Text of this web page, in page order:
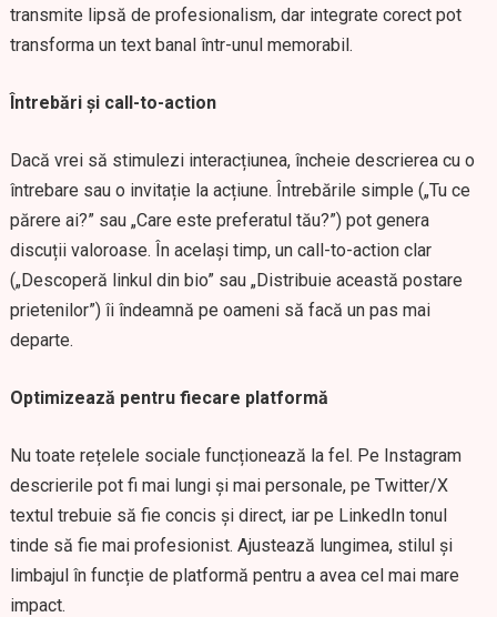
transmite lipsă de profesionalism, dar integrate corect pot
transforma un text banal într-unul memorabil.
Întrebări și call-to-action
Dacă vrei să stimulezi interacțiunea, încheie descrierea cu o
întrebare sau o invitație la acțiune. Întrebările simple („Tu ce
părere ai?” sau „Care este preferatul tău?”) pot genera
discuții valoroase. În același timp, un call-to-action clar
(„Descoperă linkul din bio” sau „Distribuie această postare
prietenilor”) îi îndeamnă pe oameni să facă un pas mai
departe.
Optimizează pentru fiecare platformă
Nu toate rețelele sociale funcționează la fel. Pe Instagram
descrierile pot fi mai lungi și mai personale, pe Twitter/X
textul trebuie să fie concis și direct, iar pe LinkedIn tonul
tinde să fie mai profesionist. Ajustează lungimea, stilul și
limbajul în funcție de platformă pentru a avea cel mai mare
impact.